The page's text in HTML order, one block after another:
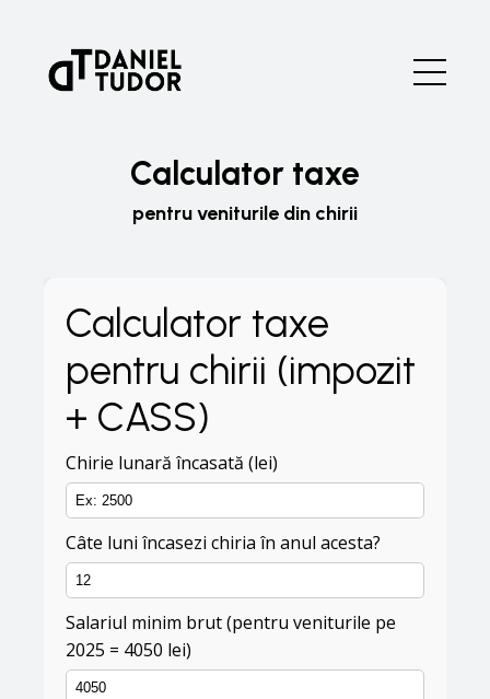
Calculator taxe
pentru veniturile din chirii
Calculator taxe
pentru chirii (impozit
+ CASS)
Chirie lunară încasată (lei)
Câte luni încasezi chiria în anul acesta?
Salariul minim brut (pentru veniturile pe
2025 = 4050 lei)